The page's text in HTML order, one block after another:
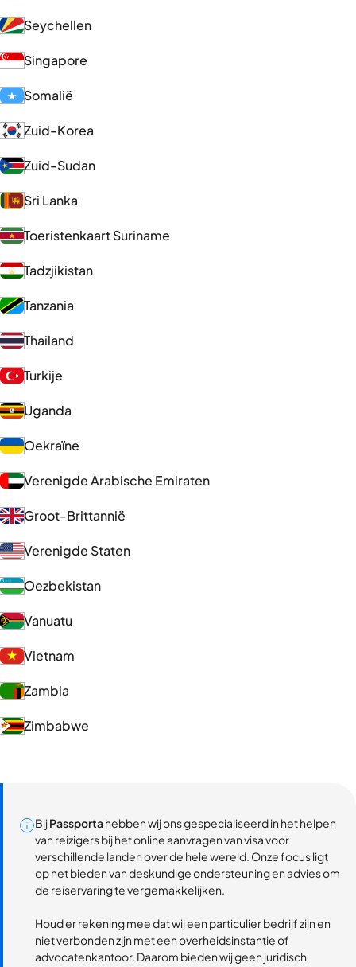
Seychellen
Singapore
Somalië
Zuid-Korea
Zuid-Sudan
Sri Lanka
Toeristenkaart Suriname
Tadzjikistan
Tanzania
Thailand
Turkije
Uganda
Oekraïne
Verenigde Arabische Emiraten
Groot-Brittannië
Verenigde Staten
Oezbekistan
Vanuatu
Vietnam
Zambia
Zimbabwe
BijPassportahebben wij ons gespecialiseerd in het helpen
van reizigers bij het online aanvragen van visa voor
verschillende landen over de hele wereld. Onze focus ligt
op het bieden van deskundige ondersteuning en advies om
de reiservaring te vergemakkelijken.
Houd er rekening mee dat wij een particulier bedrijf zijn en
niet verbonden zijn met een overheidsinstantie of
advocatenkantoor. Daarom bieden wij geen juridisch